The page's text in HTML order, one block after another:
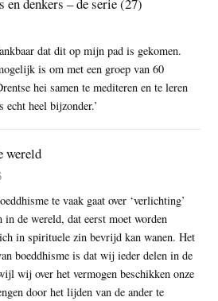
dat dit op mijn pad is gekomen.
is om met een groep van 60
hei samen te mediteren en te leren
echt heel bijzonder.’
wereld
te vaak gaat over ‘verlichting’
de wereld, dat eerst moet worden
in spirituele zin bevrijd kan wanen. Het
boeddhisme is dat wij ieder delen in de
wij over het vermogen beschikken onze
door het lijden van de ander te